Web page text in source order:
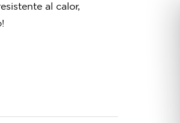
al calor,